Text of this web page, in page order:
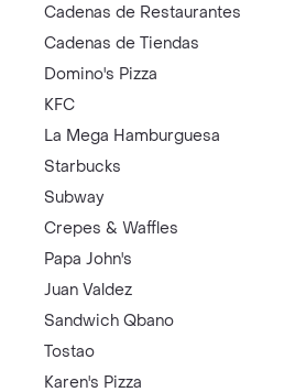
Cadenas de Restaurantes
Cadenas de Tiendas
Domino's Pizza
KFC
La Mega Hamburguesa
Starbucks
Subway
Crepes & Waffles
Papa John's
Juan Valdez
Sandwich Qbano
Tostao
Karen's Pizza